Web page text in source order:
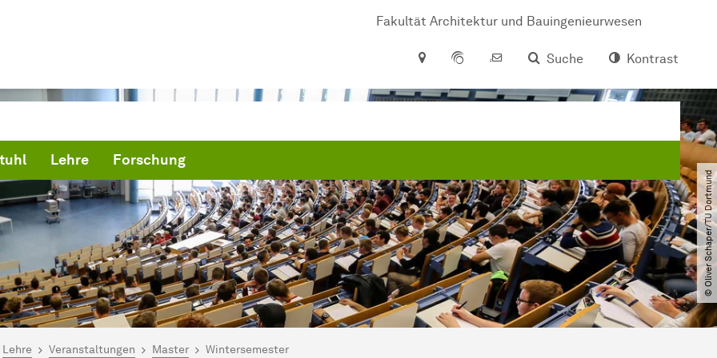
Fakultät Architektur und Bauingenieurwesen
Suche
Kontrast
Lehre Forschung
© Oliver Schaper​/​TU Dortmund
hier:
Lehre Veranstaltungen Master Wintersemester